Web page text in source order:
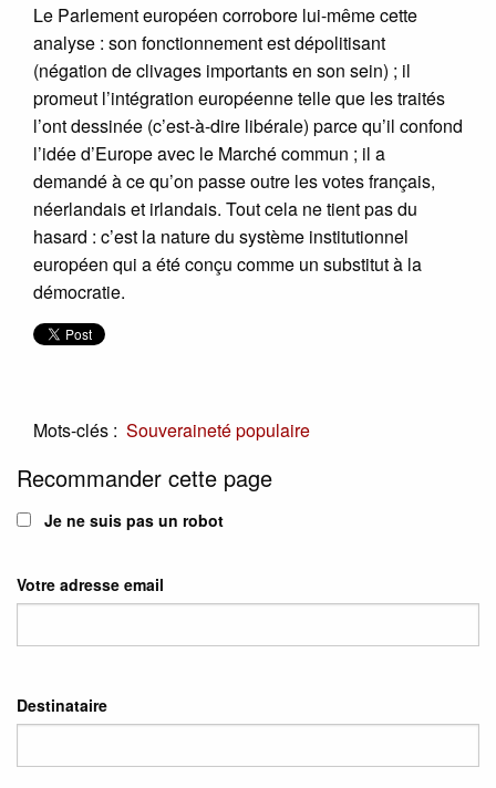
Le Parlement européen corrobore lui-même cette
analyse : son fonctionnement est dépolitisant
(négation de clivages importants en son sein) ; il
promeut l’intégration européenne telle que les traités
l’ont dessinée (c’est-à-dire libérale) parce qu’il confond
l’idée d’Europe avec le Marché commun ; il a
demandé à ce qu’on passe outre les votes français,
néerlandais et irlandais. Tout cela ne tient pas du
hasard : c’est la nature du système institutionnel
européen qui a été conçu comme un substitut à la
démocratie.
Mots-clés : Souveraineté populaire
Recommander cette page
Je ne suis pas un robot
Votre adresse email
Destinataire